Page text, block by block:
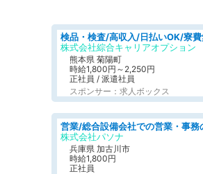
株式会社綜合キャリアオプション
熊本県 菊陽町
時給1,800円～2,250円
正社員 / 派遣社員
スポンサー：求人ボックス
株式会社パソナ
兵庫県 加古川市
時給1,800円
正社員